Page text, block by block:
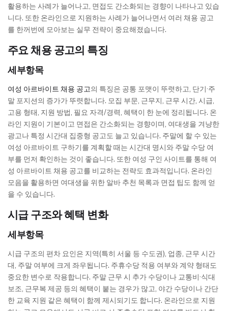
활용하는 사례가 늘어나고, 면접도 간소화되는 경향이 나타나고 있습
니다. 또한 온라인으로 지원하는 사례가 늘어나면서 여러 채용 공고
를 한꺼번에 모아보는 실무 전략이 중요해졌습니다.
주요 채용 공고의 특징
세부항목
여성 아르바이트 채용 공고의 특징은 공통 포맷이 뚜렷하고, 단기·주
말 포지션의 증가가 뚜렷합니다. 모집 부문, 근무지, 근무 시간, 시급,
고용 형태, 지원 방법, 필요 자격/경력, 혜택이 한 눈에 정리됩니다. 온
라인 지원이 기본이고 면접은 간소화되는 경향이며, 여대생을 겨냥한
광고나 특정 시간대 집중형 공고도 늘고 있습니다. 주말에 할 수 있는
여성 아르바이트 구하기를 계획할 때는 시간대 명시와 주말 수당 여
부를 먼저 확인하는 것이 좋습니다. 또한 여성 구인 사이트를 통해 여
성 아르바이트 채용 공고를 비교하는 전략도 효과적입니다. 온라인
모음을 활용하면 여대생을 위한 알바 추천 목록과 면접 팁도 함께 얻
을 수 있습니다.
시급 구조와 혜택 변화
세부항목
시급 구조의 편차 요인은 지역(특히 서울 등 수도권), 업종, 근무 시간
대, 주말 여부에 크게 좌우됩니다. 주휴수당 적용 여부와 계약 형태도
중요한 변수로 작용합니다. 주말 근무 시 추가 수당이나 교통비·식대
보조, 근무복 제공 등의 혜택이 붙는 경우가 많고, 야간 수당이나 간단
한 교육 지원 같은 혜택이 함께 제시되기도 합니다. 온라인으로 지원